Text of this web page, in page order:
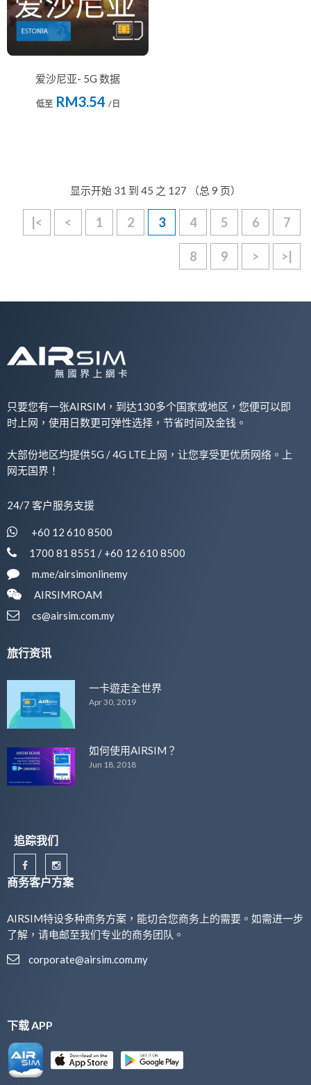
爱沙尼亚- 5G 数据
低至RM3.54 /日
显示开始 31 到 45 之 127 （总 9 页）
|< < 1 2 3 4 5 6 7
8 9 > >|
只要您有一张AIRSIM，到达130多个国家或地区，您便可以即
时上网，使用日数更可弹性选择，节省时间及金钱。
大部份地区均提供5G / 4G LTE上网，让您享受更优质网络。上
网无国界！
24/7 客户服务支援
+60 12 610 8500
1700 81 8551 / +60 12 610 8500
m.me/airsimonlinemy
AIRSIMROAM
cs@airsim.com.my
旅行资讯
一卡遊走全世界
Apr 30, 2019
如何使用AIRSIM？
Jun 18, 2018
追踪我们
商务客户方案
AIRSIM特设多种商务方案，能切合您商务上的需要。如需进一步
了解，请电邮至我们专业的商务团队。
corporate@airsim.com.my
下载 APP